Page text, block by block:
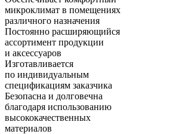
микроклимат в помещениях
различного назначения
Постоянно расширяющийся
ассортимент продукции
и аксессуаров
Изготавливается
по индивидуальным
спецификациям заказчика
Безопасна и долговечна
благодаря использованию
высококачественных
материалов